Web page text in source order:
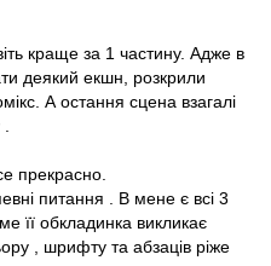
краще за 1 частину. Адже в
деякий екшн, розкрили
А остання сцена взагалі
.
прекрасно.
питання . В мене є всі 3
її обкладинка викликає
, шрифту та абзаців ріже